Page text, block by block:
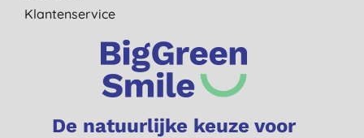
Klantenservice
De natuurlijke keuze voor